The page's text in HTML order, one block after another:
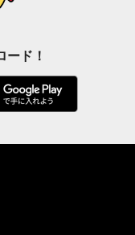
ド！